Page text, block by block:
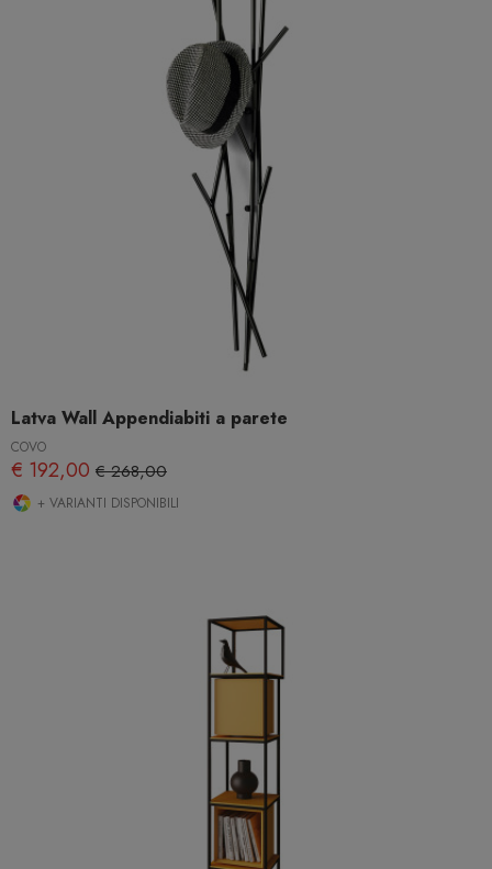
Latva Wall Appendiabiti a parete
COVO
€ 192,00 € 268,00
+ VARIANTI DISPONIBILI